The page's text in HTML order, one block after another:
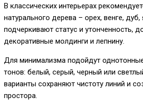
В классических интерьерах
натурального дерева – орех, венге, дуб,
подчеркивают статус и утонченность,
декоративные молдинги и лепнину.
Для минимализма подойдут
тонов: белый, серый, черный или
варианты сохраняют чистоту линий и
простора.